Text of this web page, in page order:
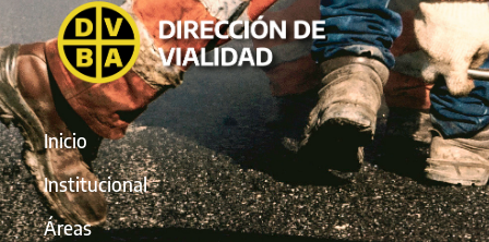
Inicio
Institucional
Áreas